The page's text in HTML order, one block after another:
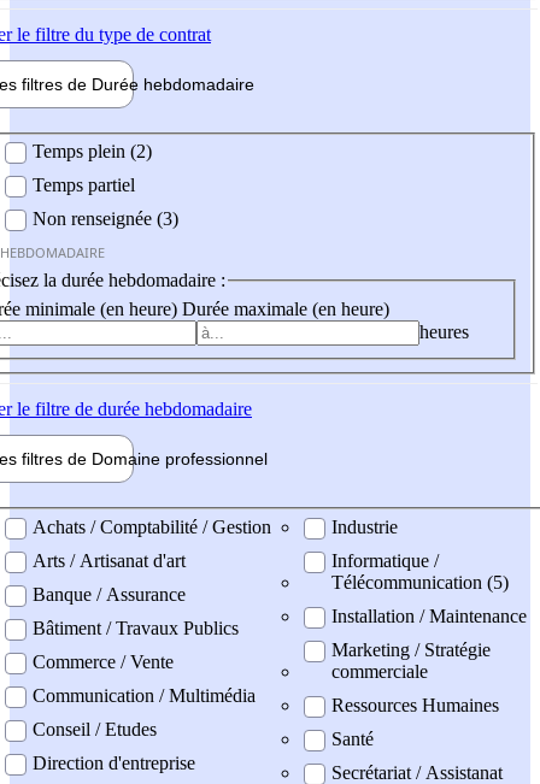
le filtre du type de contrat
filtres de Durée hebdomadaire
Temps plein (2)
Temps partiel
Non renseignée (3)
la durée hebdomadaire :
minimale (en heure) Durée maximale (en heure)
heures
le filtre de durée hebdomadaire
filtres de Domaine professionnel
professionel
Achats / Comptabilité / Gestion
Arts / Artisanat d'art
Banque / Assurance
Bâtiment / Travaux Publics
Commerce / Vente
Communication / Multimédia
Conseil / Etudes
Direction d'entreprise
Industrie
Informatique /
Télécommunication (5)
Installation / Maintenance
Marketing / Stratégie
commerciale
Ressources Humaines
Santé
Secrétariat / Assistanat